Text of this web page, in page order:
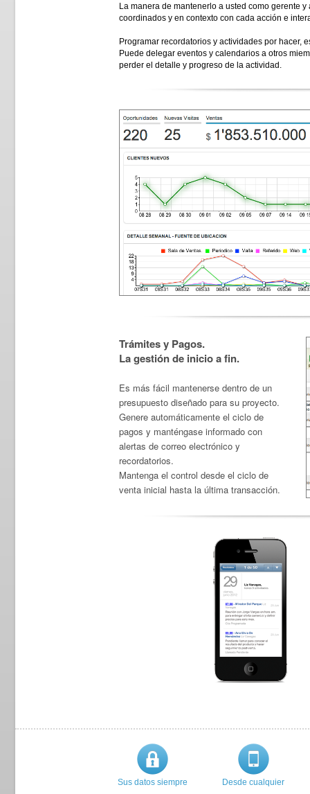
La manera de mantenerlo a usted como gerente y
coordinados y en contexto con cada acción e
Programar recordatorios y actividades por hacer,
Puede delegar eventos y calendarios a otros
perder el detalle y progreso de la actividad.
Trámites y Pagos.
La gestión de inicio a fin.
Es más fácil mantenerse dentro de un
presupuesto diseñado para su proyecto.
Genere automáticamente el ciclo de
pagos y manténgase informado con
alertas de correo electrónico y
recordatorios.
Mantenga el control desde el ciclo de
venta inicial hasta la última transacción.
Sus datos siempre
Desde cualquier